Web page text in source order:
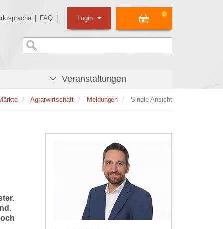
FAQ
0
Login
Veranstaltungen
Agrarwirtschaft Meldungen Single Ansicht